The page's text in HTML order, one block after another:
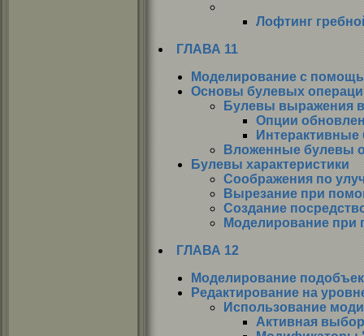
Лофтинг
ГЛАВА 11
Моделирование с
Основы булевых
Булевы выражения
Опции
Вложенные булевы
Булевы характеристики
Соображения по
Вырезание при
Создание
Моделирование при
ГЛАВА 12
Моделирование
Редактирование на
Использование
Активная